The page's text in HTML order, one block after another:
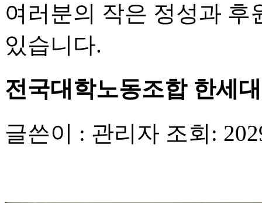
여러분의 작은 정성과 후
있습니다.
전국대학노동조합 한세
글쓴이 : 관리자 조회: